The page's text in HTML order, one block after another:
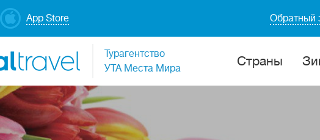
App Store Обратный
Турагентство
УТА Места Мира
Cтраны